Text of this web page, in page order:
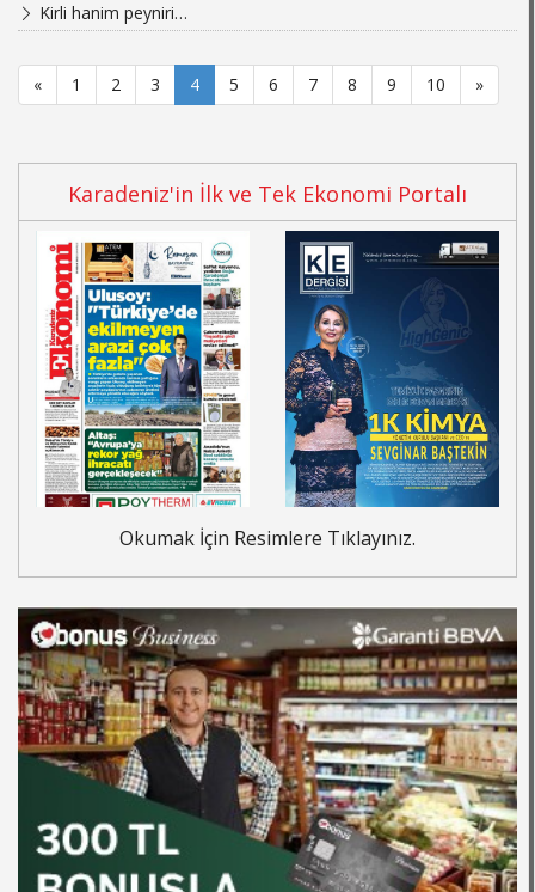
Kirli hanim peyniri…
« 1 2 3 4 5 6 7 8 9 10 »
Karadeniz'in İlk ve Tek Ekonomi Portalı
Okumak İçin Resimlere Tıklayınız.